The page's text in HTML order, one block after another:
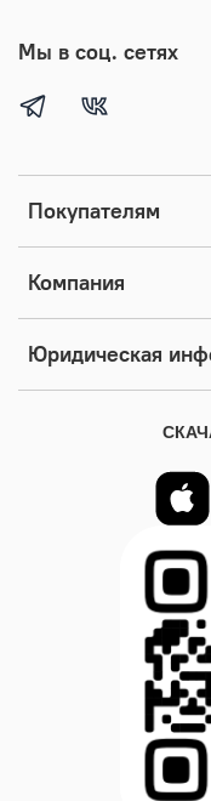
Покупателям
Компания
Юридическая
Мы в соц. сетях